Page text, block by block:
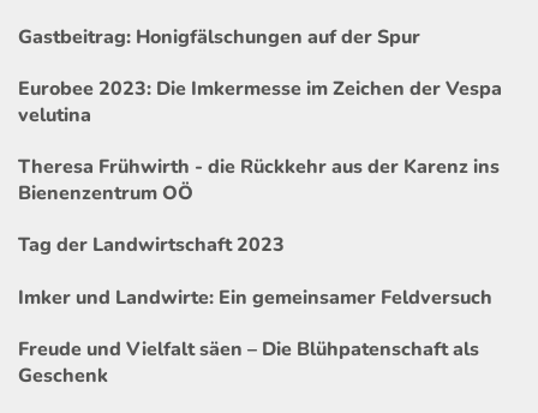
Gastbeitrag: Honigfälschungen auf der Spur
Eurobee 2023: Die Imkermesse im Zeichen der Vespa
velutina
Theresa Frühwirth - die Rückkehr aus der Karenz ins
Bienenzentrum OÖ
Tag der Landwirtschaft 2023
Imker und Landwirte: Ein gemeinsamer Feldversuch
Freude und Vielfalt säen – Die Blühpatenschaft als
Geschenk